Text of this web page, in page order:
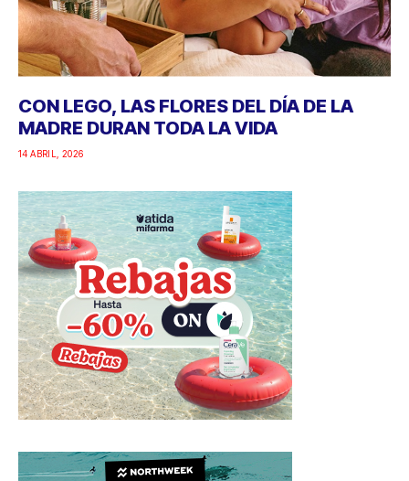
CON LEGO, LAS FLORES DEL DÍA DE LA
MADRE DURAN TODA LA VIDA
14 ABRIL, 2026